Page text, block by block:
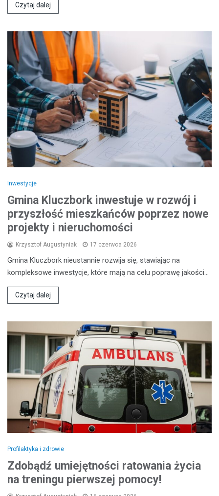
Czytaj dalej
Inwestycje
Gmina Kluczbork inwestuje w rozwój i
przyszłość mieszkańców poprzez nowe
projekty i nieruchomości
Krzysztof Augustyniak 17 czerwca 2026
Gmina Kluczbork nieustannie rozwija się, stawiając na
kompleksowe inwestycje, które mają na celu poprawę jakości…
Czytaj dalej
Profilaktyka i zdrowie
Zdobądź umiejętności ratowania życia
na treningu pierwszej pomocy!